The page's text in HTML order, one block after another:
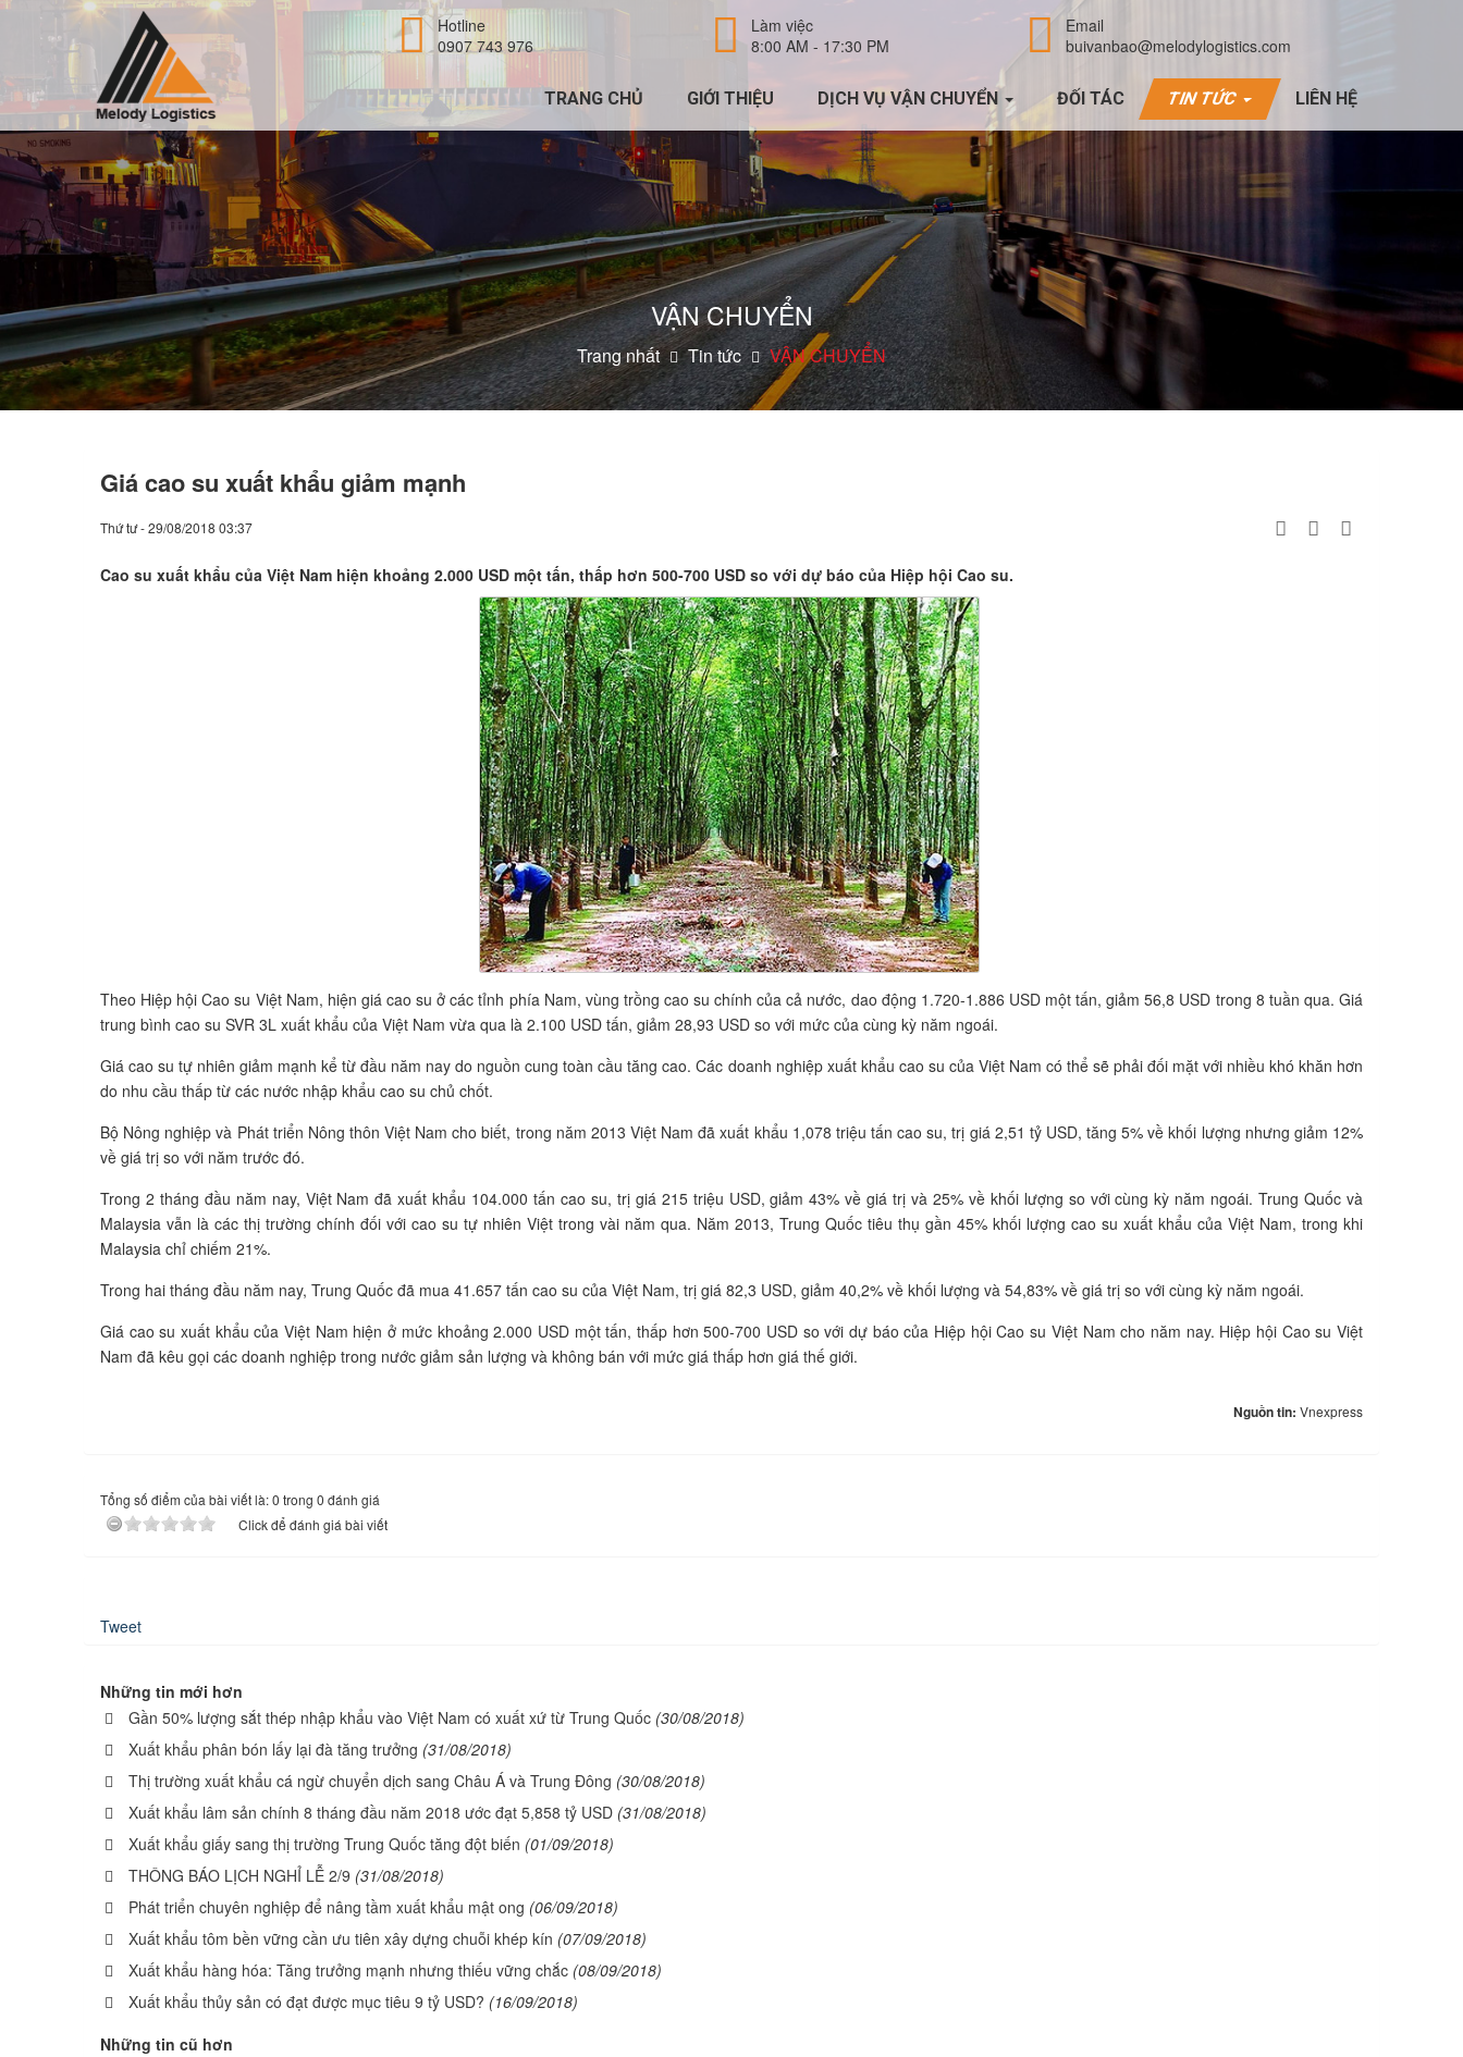
Hotline
0907 743 976
Làm việc
8:00 AM - 17:30 PM
Email
buivanbao@melodylogistics.com
TRANG CHỦ GIỚI THIỆU DỊCH VỤ VẬN CHUYỂN ĐỐI TÁC TIN TỨC LIÊN HỆ
VẬN CHUYỂN
Trang nhất Tin tức VẬN CHUYỂN
Giá cao su xuất khẩu giảm mạnh
Thứ tư - 29/08/2018 03:37
Cao su xuất khẩu của Việt Nam hiện khoảng 2.000 USD một tấn, thấp hơn 500-700 USD so với dự báo của Hiệp hội Cao su.
Theo Hiệp hội Cao su Việt Nam, hiện giá cao su ở các tỉnh phía Nam, vùng trồng cao su chính của cả nước, dao động 1.720-1.886 USD một tấn, giảm 56,8 USD trong 8 tuần qua. Giá
trung bình cao su SVR 3L xuất khẩu của Việt Nam vừa qua là 2.100 USD tấn, giảm 28,93 USD so với mức của cùng kỳ năm ngoái.
Giá cao su tự nhiên giảm mạnh kể từ đầu năm nay do nguồn cung toàn cầu tăng cao. Các doanh nghiệp xuất khẩu cao su của Việt Nam có thể sẽ phải đối mặt với nhiều khó khăn hơn
do nhu cầu thấp từ các nước nhập khẩu cao su chủ chốt.
Bộ Nông nghiệp và Phát triển Nông thôn Việt Nam cho biết, trong năm 2013 Việt Nam đã xuất khẩu 1,078 triệu tấn cao su, trị giá 2,51 tỷ USD, tăng 5% về khối lượng nhưng giảm 12%
về giá trị so với năm trước đó.
Trong 2 tháng đầu năm nay, Việt Nam đã xuất khẩu 104.000 tấn cao su, trị giá 215 triệu USD, giảm 43% về giá trị và 25% về khối lượng so với cùng kỳ năm ngoái. Trung Quốc và
Malaysia vẫn là các thị trường chính đối với cao su tự nhiên Việt trong vài năm qua. Năm 2013, Trung Quốc tiêu thụ gần 45% khối lượng cao su xuất khẩu của Việt Nam, trong khi
Malaysia chỉ chiếm 21%.
Trong hai tháng đầu năm nay, Trung Quốc đã mua 41.657 tấn cao su của Việt Nam, trị giá 82,3 USD, giảm 40,2% về khối lượng và 54,83% về giá trị so với cùng kỳ năm ngoái.
Giá cao su xuất khẩu của Việt Nam hiện ở mức khoảng 2.000 USD một tấn, thấp hơn 500-700 USD so với dự báo của Hiệp hội Cao su Việt Nam cho năm nay. Hiệp hội Cao su Việt
Nam đã kêu gọi các doanh nghiệp trong nước giảm sản lượng và không bán với mức giá thấp hơn giá thế giới.
Nguồn tin: Vnexpress
Tổng số điểm của bài viết là: 0 trong 0 đánh giá
Click để đánh giá bài viết
Tweet
Những tin mới hơn
Gần 50% lượng sắt thép nhập khẩu vào Việt Nam có xuất xứ từ Trung Quốc (30/08/2018)
Xuất khẩu phân bón lấy lại đà tăng trưởng (31/08/2018)
Thị trường xuất khẩu cá ngừ chuyển dịch sang Châu Á và Trung Đông (30/08/2018)
Xuất khẩu lâm sản chính 8 tháng đầu năm 2018 ước đạt 5,858 tỷ USD (31/08/2018)
Xuất khẩu giấy sang thị trường Trung Quốc tăng đột biến (01/09/2018)
THÔNG BÁO LỊCH NGHỈ LỄ 2/9 (31/08/2018)
Phát triển chuyên nghiệp để nâng tầm xuất khẩu mật ong (06/09/2018)
Xuất khẩu tôm bền vững cần ưu tiên xây dựng chuỗi khép kín (07/09/2018)
Xuất khẩu hàng hóa: Tăng trưởng mạnh nhưng thiếu vững chắc (08/09/2018)
Xuất khẩu thủy sản có đạt được mục tiêu 9 tỷ USD? (16/09/2018)
Những tin cũ hơn